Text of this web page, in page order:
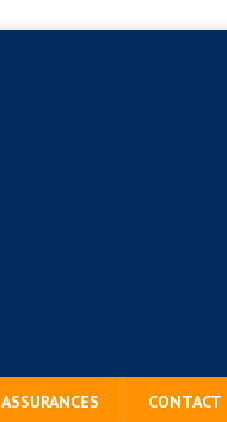
ASSURANCES CONTACT